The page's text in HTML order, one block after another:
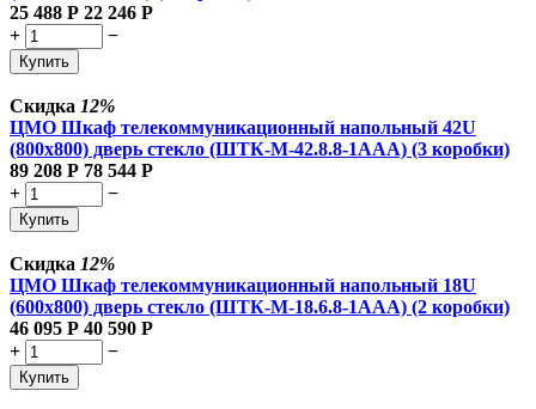
25 488 Р 22 246 Р
+
−
Купить
Скидка 12%
ЦМО Шкаф телекоммуникационный напольный 42U
(800x800) дверь стекло (ШТК-М-42.8.8-1ААА) (3 коробки)
89 208 Р 78 544 Р
+
−
Купить
Скидка 12%
ЦМО Шкаф телекоммуникационный напольный 18U
(600x800) дверь стекло (ШТК-М-18.6.8-1AAA) (2 коробки)
46 095 Р 40 590 Р
+
−
Купить